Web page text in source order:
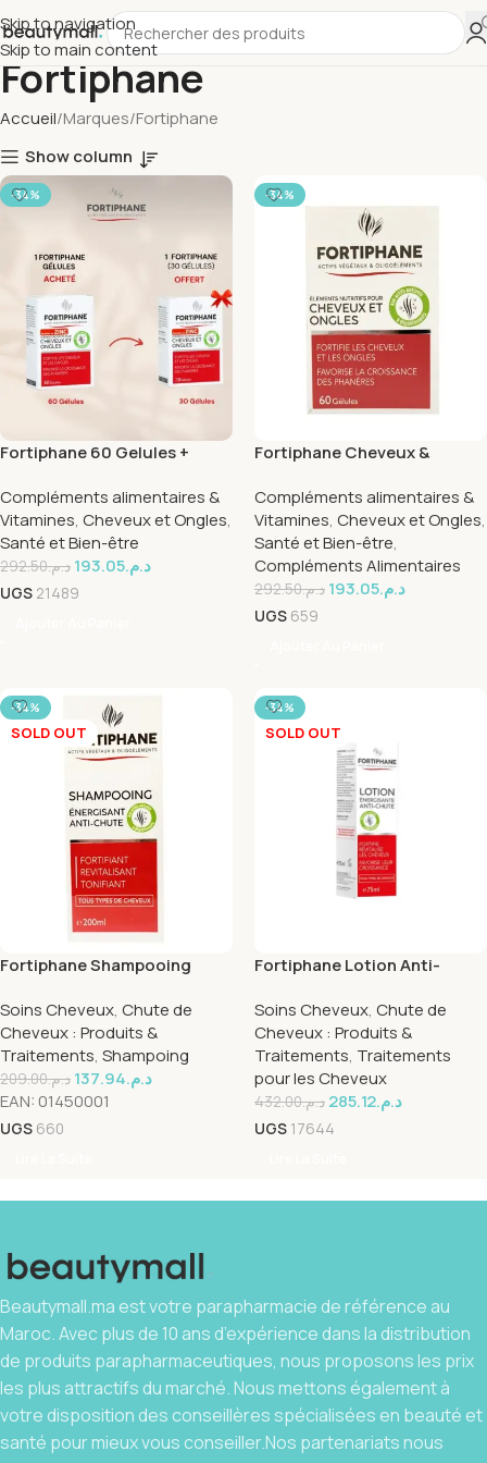
Skip to navigation
Skip to main content
Fortiphane
Accueil Marques Fortiphane
Show column
-34%
Fortiphane 60 Gelules +
Compléments alimentaires &
Vitamines, Cheveux et Ongles,
Santé et Bien-être
د.م.292.50 د.م.193.05
UGS 21489
-34%
Fortiphane Cheveux &
Compléments alimentaires &
Vitamines, Cheveux et Ongles,
Santé et Bien-être,
Compléments Alimentaires
د.م.292.50 د.م.193.05
UGS 659
-34%
SOLD OUT
Fortiphane Shampooing
Soins Cheveux, Chute de
Cheveux : Produits &
Traitements, Shampoing
د.م.209.00 د.م.137.94
EAN: 01450001
UGS 660
-34%
SOLD OUT
Fortiphane Lotion Anti-
Soins Cheveux, Chute de
Cheveux : Produits &
Traitements, Traitements
pour les Cheveux
د.م.432.00 د.م.285.12
UGS 17644
Beautymall.ma est votre parapharmacie de référence au
Maroc. Avec plus de 10 ans d’expérience dans la distribution
de produits parapharmaceutiques, nous proposons les prix
les plus attractifs du marché. Nous mettons également à
votre disposition des conseillères spécialisées en beauté et
santé pour mieux vous conseiller.Nos partenariats nous